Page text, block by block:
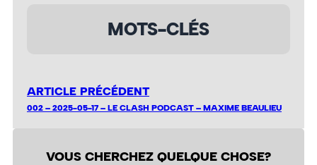
MOTS-CLÉS
ARTICLE PRÉCÉDENT
002 – 2025-05-17 – LE CLASH PODCAST – MAXIME BEAULIEU
VOUS CHERCHEZ QUELQUE CHOSE?